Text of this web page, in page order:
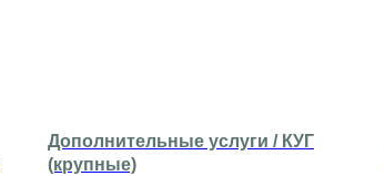
Дополнительные услуги / КУГ
(крупные)